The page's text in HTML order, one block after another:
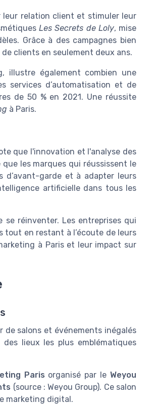
leur relation client et stimuler leur
Les Secrets de Loly, mise
Grâce à des campagnes bien
de clients en seulement deux ans.
illustre également combien une
services d’automatisation et de
de 50 % en 2021. Une réussite
à Paris.
que l'innovation et l'analyse des
les marques qui réussissent le
d’avant-garde et à adapter leurs
artificielle dans tous les
réinventer. Les entreprises qui
tout en restant à l’écoute de leurs
à Paris et leur impact sur
salons et événements inégalés
lieux les plus emblématiques
Paris organisé par leWeyou
(source : Weyou Group). Ce salon
marketing digital.